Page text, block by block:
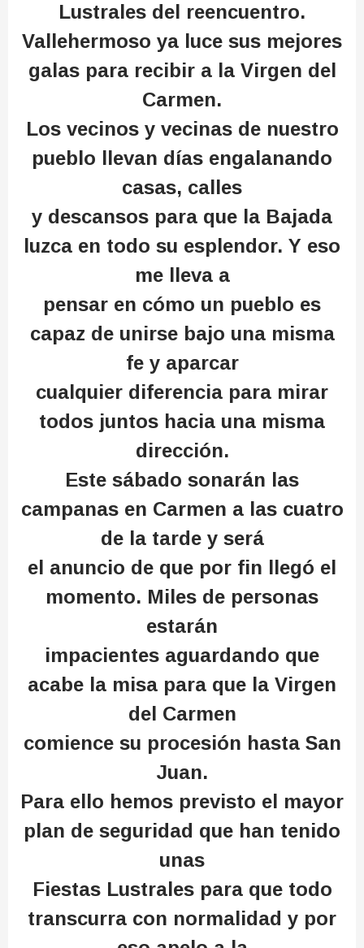
Lustrales del reencuentro.
Vallehermoso ya luce sus mejores
galas para recibir a la Virgen del
Carmen.
Los vecinos y vecinas de nuestro
pueblo llevan días engalanando
casas, calles
y descansos para que la Bajada
luzca en todo su esplendor. Y eso
me lleva a
pensar en cómo un pueblo es
capaz de unirse bajo una misma
fe y aparcar
cualquier diferencia para mirar
todos juntos hacia una misma
dirección.
Este sábado sonarán las
campanas en Carmen a las cuatro
de la tarde y será
el anuncio de que por fin llegó el
momento. Miles de personas
estarán
impacientes aguardando que
acabe la misa para que la Virgen
del Carmen
comience su procesión hasta San
Juan.
Para ello hemos previsto el mayor
plan de seguridad que han tenido
unas
Fiestas Lustrales para que todo
transcurra con normalidad y por